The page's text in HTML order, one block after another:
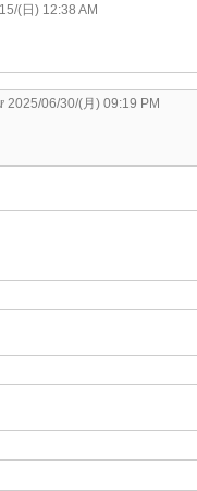
(日) 12:38 AM
2025/06/30/(月) 09:19 PM